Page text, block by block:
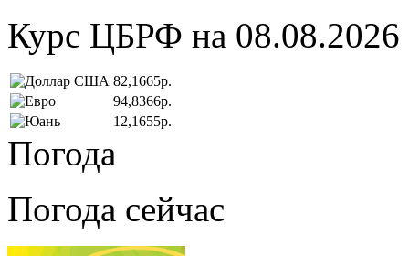
Курс ЦБРФ на 08.08.2026
82,1665р.
94,8366р.
12,1655р.
Погода
Погода сейчас